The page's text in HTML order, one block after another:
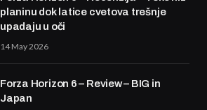
planinu dok latice cvetova trešnje
upadaju u oči
14 May 2026
Forza Horizon 6 – Review – BIG in
Japan